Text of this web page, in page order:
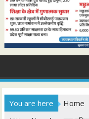
You are here Home